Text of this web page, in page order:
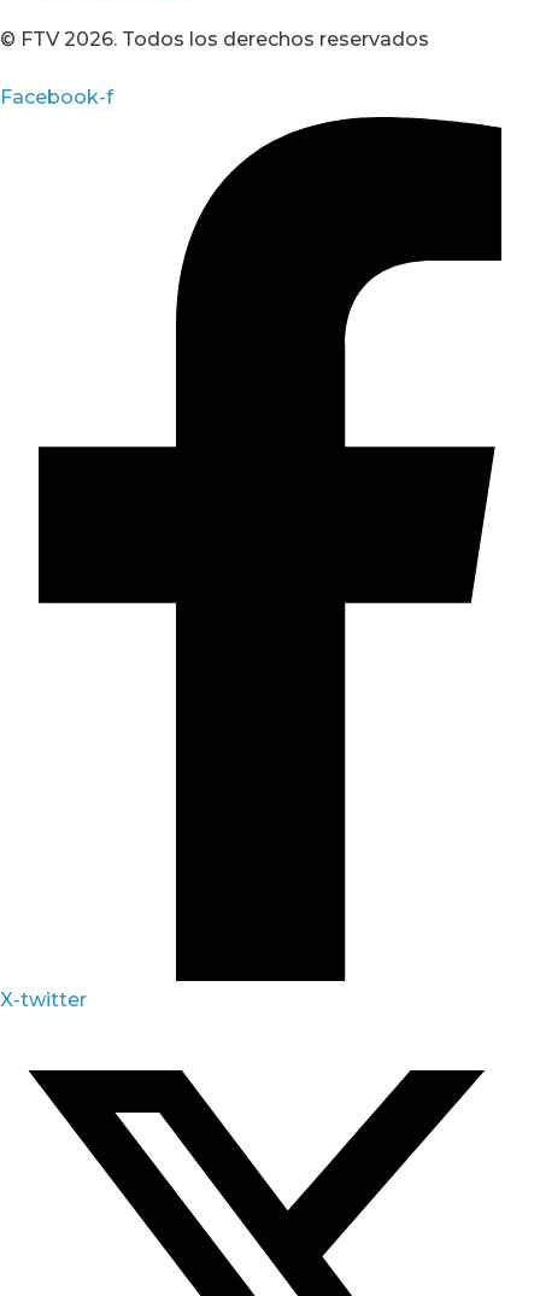
© FTV 2026. Todos los derechos reservados
Facebook-f
X-twitter